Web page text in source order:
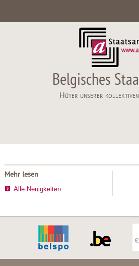
Belgisches
Hüter unserer
Mehr lesen
Alle Neuigkeiten